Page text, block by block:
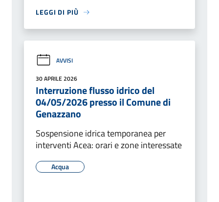
LEGGI DI PIÙ
AVVISI
30 APRILE 2026
Interruzione flusso idrico del
04/05/2026 presso il Comune di
Genazzano
Sospensione idrica temporanea per
interventi Acea: orari e zone interessate
Acqua